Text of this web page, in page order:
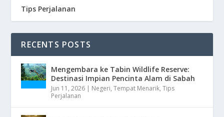
Tips Perjalanan
RECENTS POSTS
Mengembara ke Tabin Wildlife Reserve:
Destinasi Impian Pencinta Alam di Sabah
Jun 11, 2026 | Negeri,Tempat Menarik,Tips
Perjalanan